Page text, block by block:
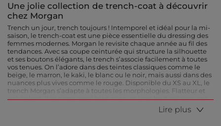
Une jolie collection de trench-coat à découvrir
chez Morgan
Trench un jour, trench toujours ! Intemporel et idéal pour la mi-
saison, le trench-coat est une pièce essentielle du dressing des
femmes modernes. Morgan le revisite chaque année au fil des
tendances. Avec sa coupe ceinturée qui structure la silhouette
et ses boutons élégants, le trench s’associe facilement à toutes
vos tenues. On l’adore dans des teintes classiques comme le
beige, le marron, le kaki, le blanc ou le noir, mais aussi dans des
nuances plus vives comme le rouge. Disponible du XS au XL, le
trench Morgan s’adapte à toutes les morphologies. Flatteur et
polyvalent, il se porte aussi bien avec un jean brut qu’avec une
robe habillée. Droit ou fluide, en similicuir ou en laine
mélangée : découvrez sans attendre cette collection irrésistible
Lire plus